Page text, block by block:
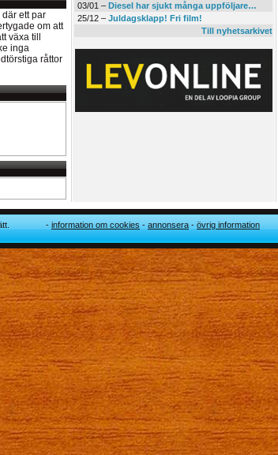
ett par
om att
växa till
inga
råttor
03/01 –Diesel har sjukt många uppföljare…
25/12 –Juldagsklapp! Fri film!
Till nyhetsarkivet
information om cookies annonsera övrig information